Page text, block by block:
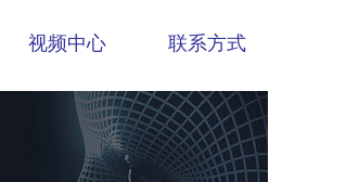
视频中心 联系方式